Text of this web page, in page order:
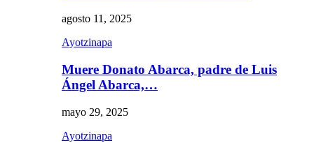
agosto 11, 2025
Ayotzinapa
Muere Donato Abarca, padre de Luis
Ángel Abarca,…
mayo 29, 2025
Ayotzinapa